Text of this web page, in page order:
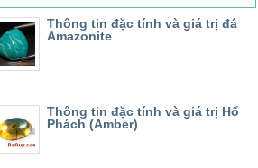
Thông tin đặc tính và giá trị đá
Amazonite
Thông tin đặc tính và giá trị Hổ
Phách (Amber)